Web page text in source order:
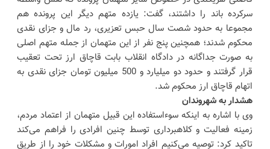
سرکرده باند را داشتند، گفت: یازده متهم دیگر این پرونده هم
مجموعا به حدود شصت سال حبس تعزیری، رد مال و جزای نقدی
محکوم شدند؛ همچنین پنج نفر از این متهمان از جمله متهم اصلی
به صورت جداگانه در دادگاه انقلاب بابت قاچاق ارز تحت تعقیب
قرار گرفتند و حدود دو میلیارد و 500 میلیون تومان جزای نقدی به
اتهام قاچاق ارز محکوم شد.
هشدار به شهروندان
وی با اشاره به اینکه سوءاستفاده این قبیل متهمان از اعتماد مردم،
زمینه فعالیت و کلاهبرداری توسط چنین افرادی را فراهم می‌کند
تاکید کرد: توصیه می‌کنیم افراد امورات و مشکلات خود را از طریق